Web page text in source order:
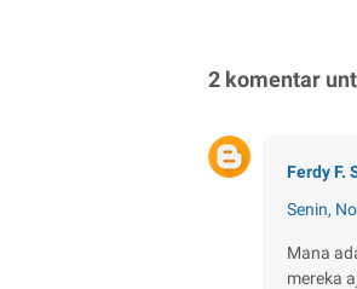
2 komentar
Ferdy F.
Senin,
Mana
mereka